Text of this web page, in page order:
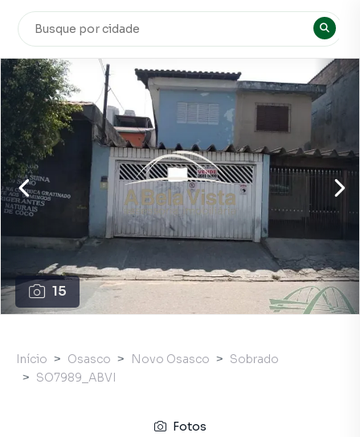
15
Início Osasco Novo Osasco
Sobrado
SO7989_ABVI
Fotos